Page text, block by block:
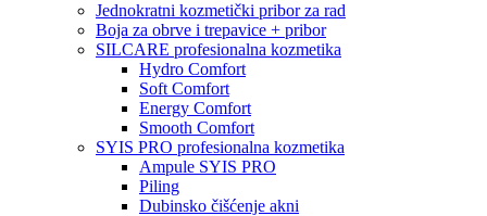
Jednokratni kozmetički pribor za rad
Boja za obrve i trepavice + pribor
SILCARE profesionalna kozmetika
Hydro Comfort
Soft Comfort
Energy Comfort
Smooth Comfort
SYIS PRO profesionalna kozmetika
Ampule SYIS PRO
Piling
Dubinsko čišćenje akni